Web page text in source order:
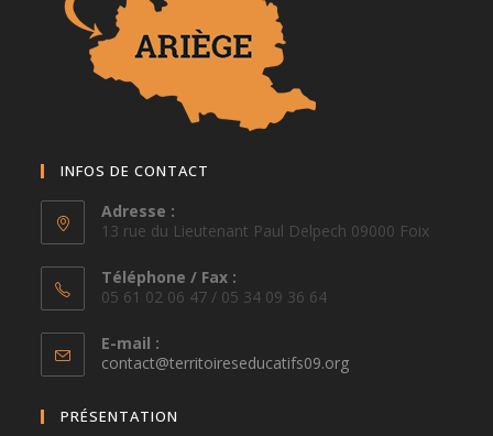
INFOS DE CONTACT
Adresse :
13 rue du Lieutenant Paul Delpech 09000 Foix
Téléphone / Fax :
05 61 02 06 47 / 05 34 09 36 64
E-mail :
contact@territoireseducatifs09.orgS’ouvre
PRÉSENTATION